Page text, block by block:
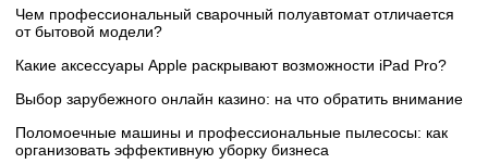
Чем профессиональный сварочный полуавтомат отличается
от бытовой модели?
Какие аксессуары Apple раскрывают возможности iPad Pro?
Выбор зарубежного онлайн казино: на что обратить внимание
Поломоечные машины и профессиональные пылесосы: как
организовать эффективную уборку бизнеса